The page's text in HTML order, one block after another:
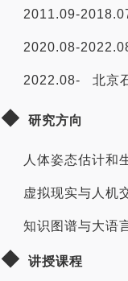
2011.09-
2020.08-
2022.08- 北京
◆ 研究方向
人体姿态估计和
虚拟现实与人机
知识图谱与大语
◆ 讲授课程